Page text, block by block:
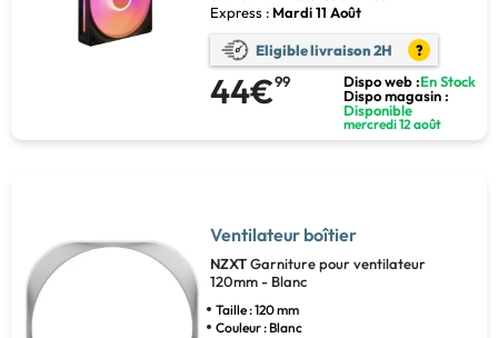
Express : Mardi 11 Août
Eligible livraison 2H ?
44€99 Dispo web :En Stock
Dispo magasin :
Disponible
mercredi 12 août
Ventilateur boîtier
NZXTGarniture pour ventilateur
120mm - Blanc
Taille : 120 mm
Couleur : Blanc